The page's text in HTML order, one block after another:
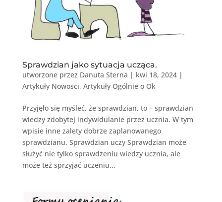
Sprawdzian jako sytuacja ucząca.
utworzone przez Danuta Sterna | kwi 18, 2024|
Artykuły Nowosci, Artykuły Ogólnie o Ok
Przyjęło się myśleć, że sprawdzian, to – sprawdzian
wiedzy zdobytej indywidulanie przez ucznia. W tym
wpisie inne zalety dobrze zaplanowanego
sprawdzianu. Sprawdzian uczy Sprawdzian może
służyć nie tylko sprawdzeniu wiedzy ucznia, ale
może też sprzyjać uczeniu...